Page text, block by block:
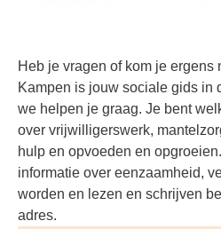
Heb je vragen of kom je ergens
Kampen is jouw sociale gids in
we helpen je graag. Je bent
over vrijwilligerswerk,
hulp en opvoeden en
informatie over eenzaamheid,
worden en lezen en schrijven
adres.